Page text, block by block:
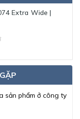
Extra Wide |
sản phẩm ở công ty